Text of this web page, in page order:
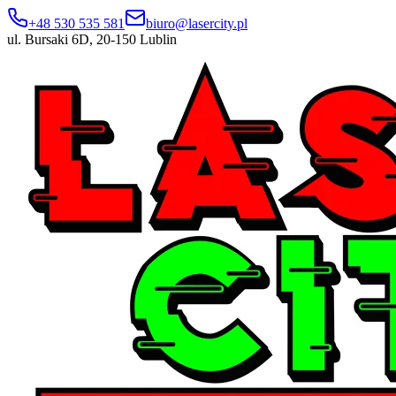
+48 530 535 581
biuro@lasercity.pl
ul. Bursaki 6D, 20-150 Lublin